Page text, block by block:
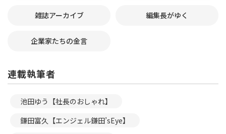
雑誌アーカイブ 編集長がゆく
企業家たちの金言
連載執筆者
池田ゆう【社長のおしゃれ】
鎌田富久【エンジェル鎌田’sEye】